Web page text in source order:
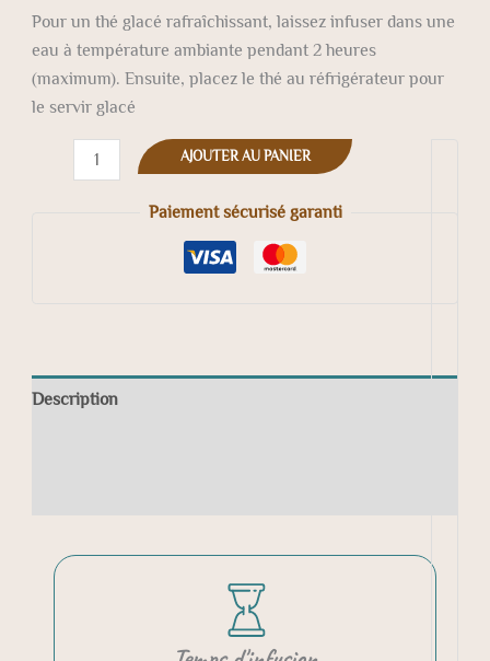
Pour un thé glacé rafraîchissant, laissez infuser dans une
eau à température ambiante pendant 2 heures
(maximum). Ensuite, placez le thé au réfrigérateur pour
le servir glacé
AJOUTER AU PANIER
Paiement sécurisé garanti
Description